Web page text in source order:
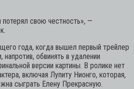
свою честность», —
года, когда вышел первый трейлер
обвинять в удалении
версии картины. В ролике нет
включая Лупиту Нионго, которая,
сыграть Елену Прекрасную.